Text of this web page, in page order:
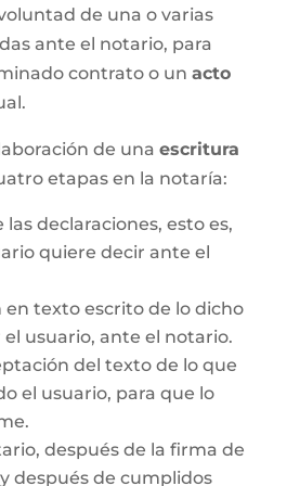
de una o varias
ante el notario, para
contrato o un acto
de una escritura
etapas en la notaría:
las declaraciones, esto es,
quiere decir ante el
en texto escrito de lo dicho
usuario, ante el notario.
del texto de lo que
el usuario, para que lo
después de la firma de
después de cumplidos